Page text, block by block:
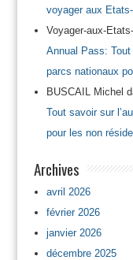
voyager aux
Voyager-aux-
Annual Pass: Tout
parcs nationaux
BUSCAIL Michel
Tout savoir sur
pour les non
Archives
avril 2026
février 2026
janvier 2026
décembre 2025